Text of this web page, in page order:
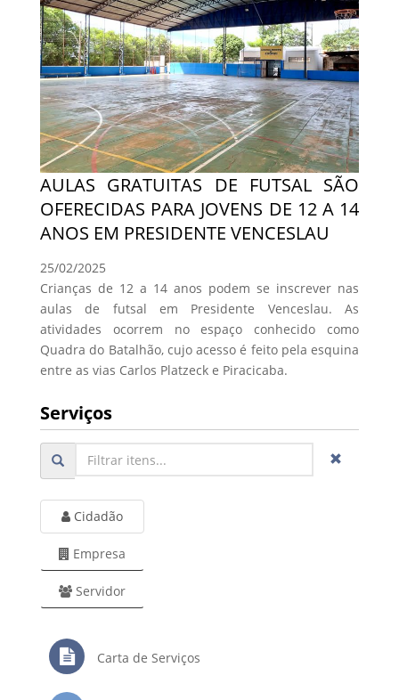
AULAS GRATUITAS DE FUTSAL SÃO
OFERECIDAS PARA JOVENS DE 12 A 14
ANOS EM PRESIDENTE VENCESLAU
25/02/2025
Crianças de 12 a 14 anos podem se inscrever nas
aulas de futsal em Presidente Venceslau. As
atividades ocorrem no espaço conhecido como
Quadra do Batalhão, cujo acesso é feito pela esquina
entre as vias Carlos Platzeck e Piracicaba.
Serviços
Cidadão
Empresa
Servidor
Carta de Serviços